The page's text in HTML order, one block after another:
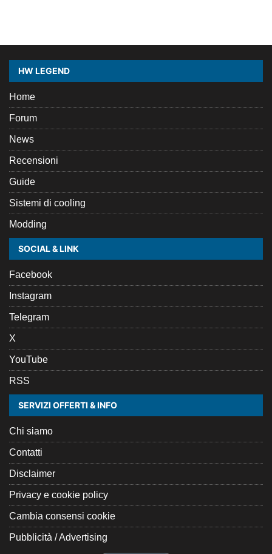
HW LEGEND
Home
Forum
News
Recensioni
Guide
Sistemi di cooling
Modding
SOCIAL & LINK
Facebook
Instagram
Telegram
X
YouTube
RSS
SERVIZI OFFERTI & INFO
Chi siamo
Contatti
Disclaimer
Privacy e cookie policy
Cambia consensi cookie
Pubblicità / Advertising